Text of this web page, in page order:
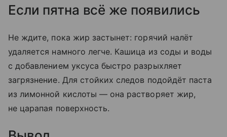
Если пятна всё же появились
Не ждите, пока жир застынет: горячий налёт
удаляется намного легче. Кашица из соды и воды
с добавлением уксуса быстро разрыхляет
загрязнение. Для стойких следов подойдёт паста
из лимонной кислоты — она растворяет жир,
не царапая поверхность.